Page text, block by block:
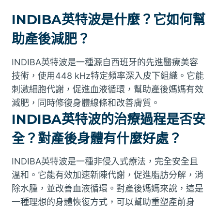
INDIBA英特波是什麼？它如何幫
助產後減肥？
INDIBA英特波是一種源自西班牙的先進醫療美容
技術，使用448 kHz特定頻率深入皮下組織。它能
刺激細胞代謝，促進血液循環，幫助產後媽媽有效
減肥，同時修復身體線條和改善膚質。
INDIBA英特波的治療過程是否安
全？對產後身體有什麼好處？
INDIBA英特波是一種非侵入式療法，完全安全且
溫和。它能有效加速新陳代謝，促進脂肪分解，消
除水腫，並改善血液循環。對產後媽媽來說，這是
一種理想的身體恢復方式，可以幫助重塑產前身